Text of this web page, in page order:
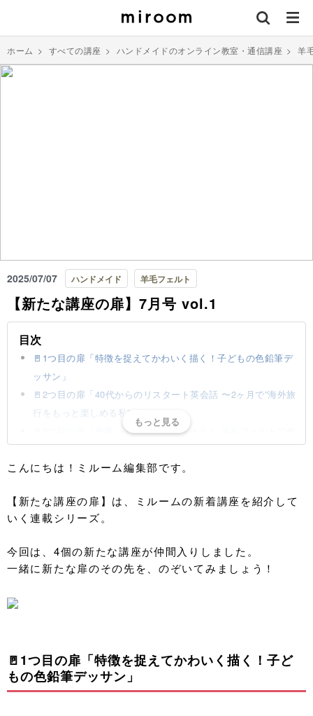
ホーム > すべての講座 > ハンドメイドのオンライン教室・通信講座 > 羊
2025/07/07 ハンドメイド 羊毛フェルト
【新たな講座の扉】7月号 vol.1
目次
🚪1つ目の扉「特徴を捉えてかわいく描く！子どもの色鉛筆デ
ッサン」
🚪2つ目の扉「40代からのリスタート英会話 〜2ヶ月で”海外旅
行をもっと楽しめる私"になる〜」
🚪3つ目の扉「息遣いまで聞こえてきそう！ 羊毛フェルトで作
る本物そっくりなスズメ」
🚪4つ目の扉「全身でストレス発散！一緒に滝汗エアロビク
7月号 vol.1、新しい講座の扉
こんにちは！ミルーム編集部です。
【新たな講座の扉】は、ミルームの新着講座を紹介して
いく連載シリーズ。
今回は、4個の新たな講座が仲間入りしました。
一緒に新たな扉のその先を、のぞいてみましょう！
🚪1つ目の扉「特徴を捉えてかわいく描く！子ど
もの色鉛筆デッサン」